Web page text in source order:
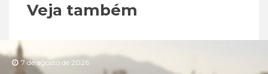
Veja também
7 de agosto de 2026